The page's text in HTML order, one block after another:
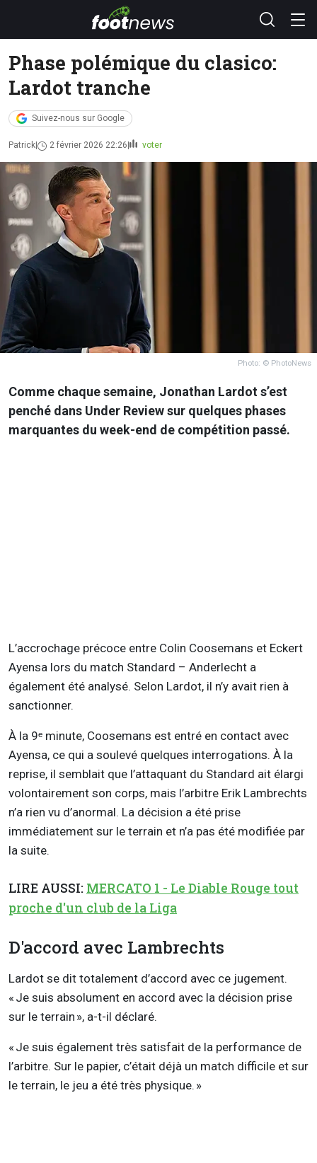
Phase polémique du clasico:
Lardot tranche
Suivez-nous sur Google
Patrick 2 février 2026 22:26 voter
Photo: © PhotoNews
Comme chaque semaine, Jonathan Lardot s’est
penché dans Under Review sur quelques phases
marquantes du week-end de compétition passé.
L’accrochage précoce entre Colin Coosemans et Eckert
Ayensa lors du match Standard – Anderlecht a
également été analysé. Selon Lardot, il n’y avait rien à
sanctionner.
À la 9ᵉ minute, Coosemans est entré en contact avec
Ayensa, ce qui a soulevé quelques interrogations. À la
reprise, il semblait que l’attaquant du Standard ait élargi
volontairement son corps, mais l’arbitre Erik Lambrechts
n’a rien vu d’anormal. La décision a été prise
immédiatement sur le terrain et n’a pas été modifiée par
la suite.
LIRE AUSSI: MERCATO 1 - Le Diable Rouge tout
proche d'un club de la Liga
D'accord avec Lambrechts
Lardot se dit totalement d’accord avec ce jugement.
« Je suis absolument en accord avec la décision prise
sur le terrain », a-t-il déclaré.
« Je suis également très satisfait de la performance de
l’arbitre. Sur le papier, c’était déjà un match difficile et sur
le terrain, le jeu a été très physique. »